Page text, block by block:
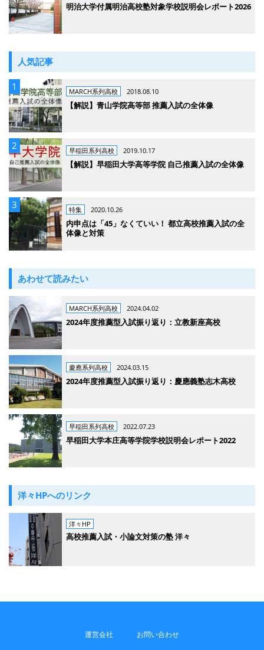
明治大学付属明治高校塾対象学校説明会レポート2026
人気記事
MARCH系列高校 2018.08.10
【解説】青山学院高等部 推薦入試の全体像
早稲田系列高校 2019.10.17
【解説】早稲田大学高等学院 自己推薦入試の全体像
特集 2020.10.26
内申点は「45」なくていい！ 都立高校推薦入試の全
体像と対策
あわせて読みたい
MARCH系列高校 2024.04.02
2024年度推薦型入試振り返り：立教新座高校
慶應系列高校 2024.03.15
2024年度推薦型入試振り返り：慶應義塾志木高校
早稲田系列高校 2022.07.23
早稲田大学本庄高等学院学校説明会レポート2022
洋々HPへのリンク
洋々HP
高校推薦入試・小論文対策の塾 洋々
運営会社 お問い合わせ